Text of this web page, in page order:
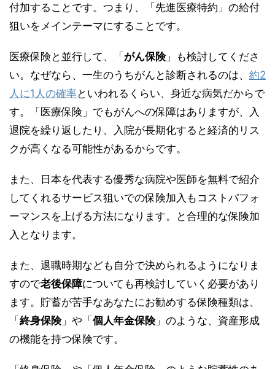
付加することです。つまり、「先進医療特約」の給付
狙いをメインテーマにすることです。
医療保険と並行して、「がん保険」も検討してくださ
い。なぜなら、一生のうちがんと診断されるのは、 約2
人に1人の確率といわれるくらい、身近な病気だからで
す。「医療保険」でもがんへの保障はありますが、入
退院を繰り返したり、入院が長期化すると経済的リス
クが高くなる可能性があるからです。
また、日本を代表する優秀な病院や医師を無料で紹介
してくれるサービス狙いでの保険加入もコストパフォ
ーマンスを上げる方法になります。と合理的な保険加
入となります。
また、退職時期なども自分で決められるようになりま
すので老後保障についても再検討していく必要があり
ます。貯蓄が苦手なあなたにお勧めする保険種類は、
「終身保険」や「個人年金保険」のような、資産形成
の機能を持つ保険です。